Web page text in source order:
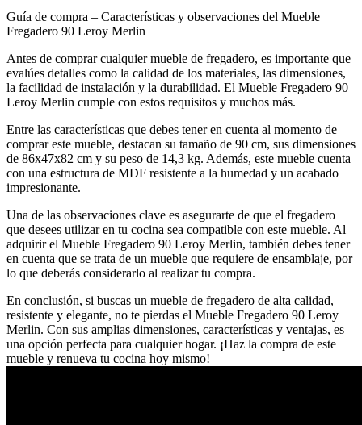
Guía de compra – Características y observaciones del Mueble
Fregadero 90 Leroy Merlin
Antes de comprar cualquier mueble de fregadero, es importante que
evalúes detalles como la calidad de los materiales, las dimensiones,
la facilidad de instalación y la durabilidad. El Mueble Fregadero 90
Leroy Merlin cumple con estos requisitos y muchos más.
Entre las características que debes tener en cuenta al momento de
comprar este mueble, destacan su tamaño de 90 cm, sus dimensiones
de 86x47x82 cm y su peso de 14,3 kg. Además, este mueble cuenta
con una estructura de MDF resistente a la humedad y un acabado
impresionante.
Una de las observaciones clave es asegurarte de que el fregadero
que desees utilizar en tu cocina sea compatible con este mueble. Al
adquirir el Mueble Fregadero 90 Leroy Merlin, también debes tener
en cuenta que se trata de un mueble que requiere de ensamblaje, por
lo que deberás considerarlo al realizar tu compra.
En conclusión, si buscas un mueble de fregadero de alta calidad,
resistente y elegante, no te pierdas el Mueble Fregadero 90 Leroy
Merlin. Con sus amplias dimensiones, características y ventajas, es
una opción perfecta para cualquier hogar. ¡Haz la compra de este
mueble y renueva tu cocina hoy mismo!